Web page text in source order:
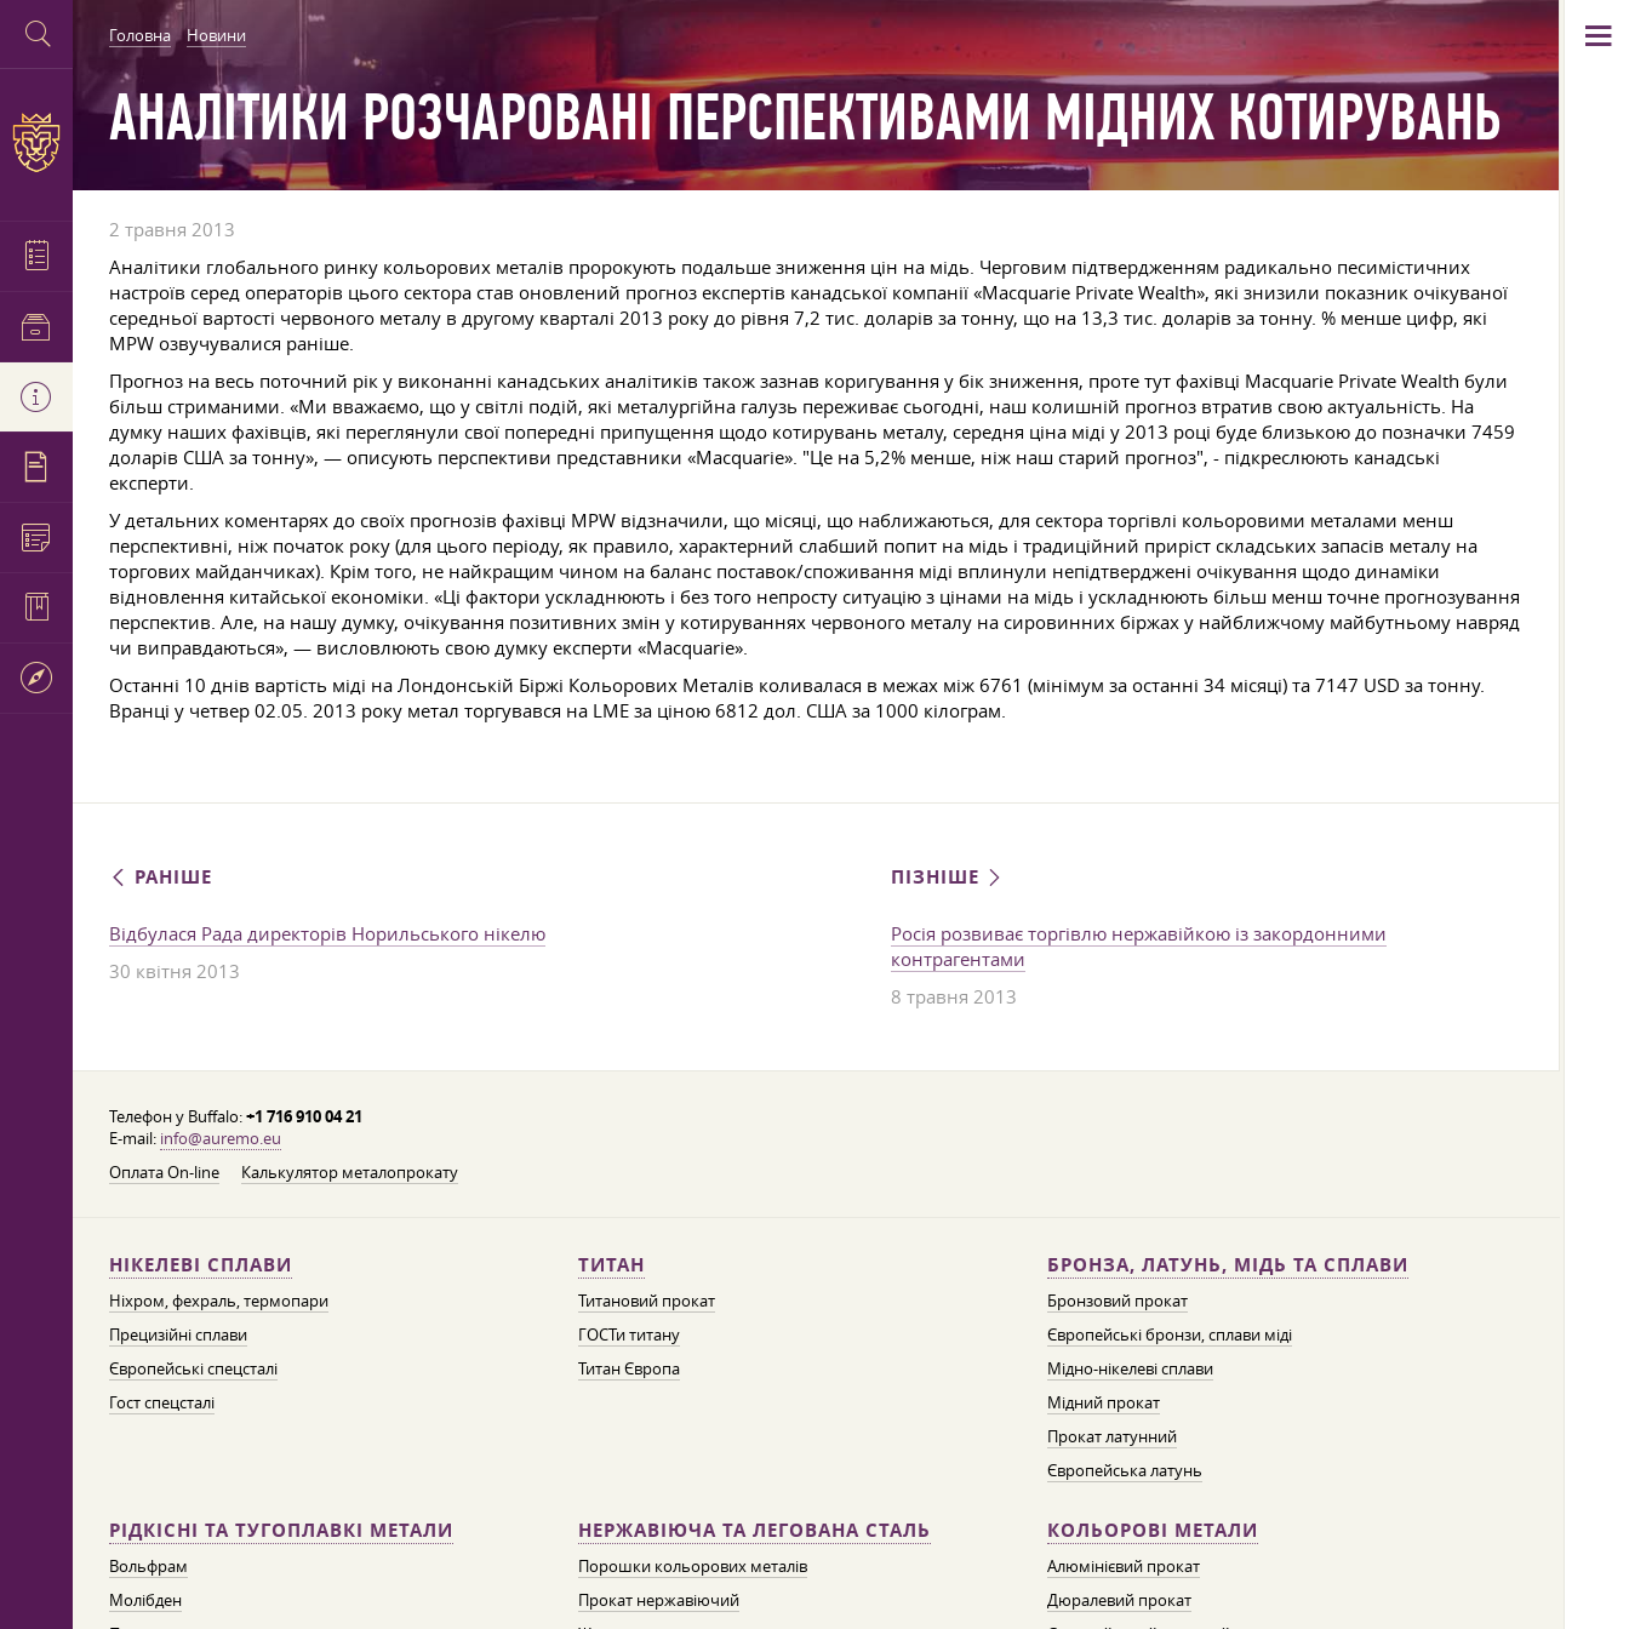
Головна Новини
АНАЛІТИКИ РОЗЧАРОВАНІ ПЕРСПЕКТИВАМИ МІДНИХ КОТИРУВАНЬ
2 травня 2013
Аналітики глобального ринку кольорових металів пророкують подальше зниження цін на мідь. Черговим підтвердженням радикально песимістичних
настроїв серед операторів цього сектора став оновлений прогноз експертів канадської компанії «Macquarie Private Wealth», які знизили показник очікуваної
середньої вартості червоного металу в другому кварталі 2013 року до рівня 7,2 тис. доларів за тонну, що на 13,3 тис. доларів за тонну. % менше цифр, які
MPW озвучувалися раніше.
Прогноз на весь поточний рік у виконанні канадських аналітиків також зазнав коригування у бік зниження, проте тут фахівці Macquarie Private Wealth були
більш стриманими. «Ми вважаємо, що у світлі подій, які металургійна галузь переживає сьогодні, наш колишній прогноз втратив свою актуальність. На
думку наших фахівців, які переглянули свої попередні припущення щодо котирувань металу, середня ціна міді у 2013 році буде близькою до позначки 7459
доларів США за тонну», — описують перспективи представники «Macquarie». "Це на 5,2% менше, ніж наш старий прогноз", - підкреслюють канадські
експерти.
У детальних коментарях до своїх прогнозів фахівці MPW відзначили, що місяці, що наближаються, для сектора торгівлі кольоровими металами менш
перспективні, ніж початок року (для цього періоду, як правило, характерний слабший попит на мідь і традиційний приріст складських запасів металу на
торгових майданчиках). Крім того, не найкращим чином на баланс поставок/споживання міді вплинули непідтверджені очікування щодо динаміки
відновлення китайської економіки. «Ці фактори ускладнюють і без того непросту ситуацію з цінами на мідь і ускладнюють більш менш точне прогнозування
перспектив. Але, на нашу думку, очікування позитивних змін у котируваннях червоного металу на сировинних біржах у найближчому майбутньому навряд
чи виправдаються», — висловлюють свою думку експерти «Macquarie».
Останні 10 днів вартість міді на Лондонській Біржі Кольорових Металів коливалася в межах між 6761 (мінімум за останні 34 місяці) та 7147 USD за тонну.
Вранці у четвер 02.05. 2013 року метал торгувався на LME за ціною 6812 дол. США за 1000 кілограм.
РАНІШЕ
Відбулася Рада директорів Норильського нікелю
30 квітня 2013
ПІЗНІШЕ
Росія розвиває торгівлю нержавійкою із закордонними
контрагентами
8 травня 2013
Телефон у Buffalo:+1 716 910 04 21
E-mail: info@auremo.eu
Оплата On-line
Калькулятор металопрокату
НІКЕЛЕВІ СПЛАВИ
Ніхром, фехраль, термопари
Прецизійні сплави
Європейські спецсталі
Гост спецсталі
ТИТАН
Титановий прокат
ГОСТи титану
Титан Європа
БРОНЗА, ЛАТУНЬ, МІДЬ ТА СПЛАВИ
Бронзовий прокат
Європейські бронзи, сплави міді
Мідно-нікелеві сплави
Мідний прокат
Прокат латунний
Європейська латунь
РІДКІСНІ ТА ТУГОПЛАВКІ МЕТАЛИ
Вольфрам
Молібден
НЕРЖАВІЮЧА ТА ЛЕГОВАНА СТАЛЬ
Порошки кольорових металів
Прокат нержавіючий
КОЛЬОРОВІ МЕТАЛИ
Алюмінієвий прокат
Дюралевий прокат